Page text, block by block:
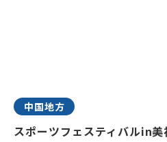
中国地方
スポーツフェスティバルin